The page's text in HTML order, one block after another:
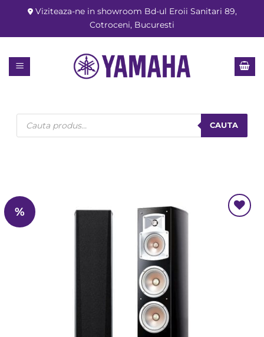
content
Viziteaza-ne in showroom Bd-ul Eroii Sanitari 89,
Cotroceni, Bucuresti
Products
search
CAUTA
%